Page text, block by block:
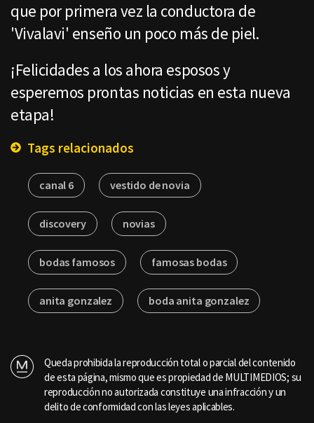
que por primera vez la conductora de
'Vivalavi' enseño un poco más de piel.
¡Felicidades a los ahora esposos y
esperemos prontas noticias en esta nueva
etapa!
Tags relacionados
canal 6 vestido de novia
discovery novias
bodas famosos famosas bodas
anita gonzalez boda anita gonzalez
Queda prohibida la reproducción total o parcial del contenido
de esta página, mismo que es propiedad de MULTIMEDIOS; su
reproducción no autorizada constituye una infracción y un
delito de conformidad con las leyes aplicables.